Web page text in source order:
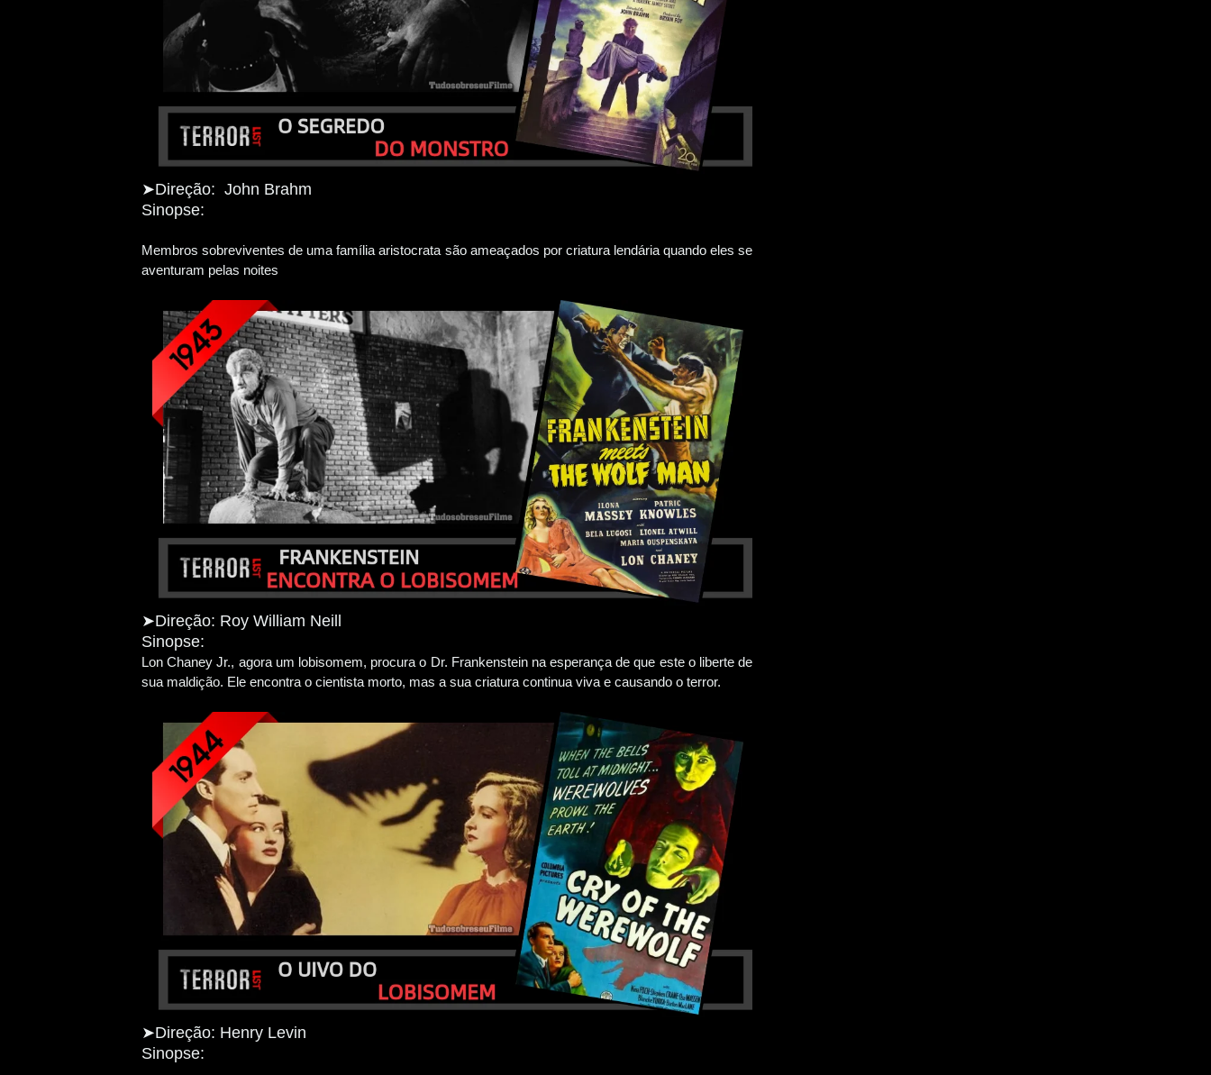
➤Direção: John Brahm
Sinopse:
Membros sobreviventes de uma família aristocrata são ameaçados por criatura lendária quando eles se
aventuram pelas noites
➤Direção: Roy William Neill
Sinopse:
Lon Chaney Jr., agora um lobisomem, procura o Dr. Frankenstein na esperança de que este o liberte de
sua maldição. Ele encontra o cientista morto, mas a sua criatura continua viva e causando o terror.
➤Direção: Henry Levin
Sinopse: